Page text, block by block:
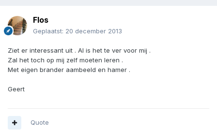
Flos
Geplaatst: 20 december 2013
Ziet er interessant uit . Al is het te ver voor mij .
Zal het toch op mij zelf moeten leren .
Met eigen brander aambeeld en hamer .
Geert
Quote